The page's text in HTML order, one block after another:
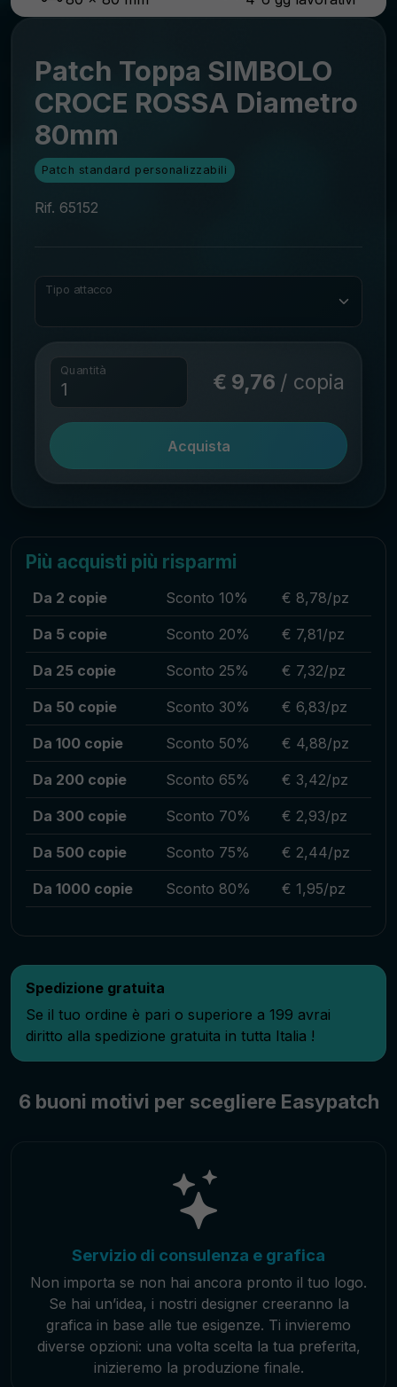
Patch Toppa SIMBOLO
CROCE ROSSA Diametro
80mm
Patch standard personalizzabili
Rif. 65152
Tipo attacco
Quantità € 9,76 / copia
Acquista
Più acquisti più risparmi
Da 2 copie Sconto 10% € 8,78/pz
Da 5 copie Sconto 20% € 7,81/pz
Da 25 copie Sconto 25% € 7,32/pz
Da 50 copie Sconto 30% € 6,83/pz
Da 100 copie Sconto 50% € 4,88/pz
Da 200 copie Sconto 65% € 3,42/pz
Da 300 copie Sconto 70% € 2,93/pz
Da 500 copie Sconto 75% € 2,44/pz
Da 1000 copie Sconto 80% € 1,95/pz
Spedizione gratuita
Se il tuo ordine è pari o superiore a 199 avrai
diritto alla spedizione gratuita in tutta Italia !
6 buoni motivi per scegliere Easypatch
Servizio di consulenza e grafica
Non importa se non hai ancora pronto il tuo logo.
Se hai un’idea, i nostri designer creeranno la
grafica in base alle tue esigenze. Ti invieremo
diverse opzioni: una volta scelta la tua preferita,
inizieremo la produzione finale.